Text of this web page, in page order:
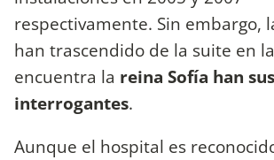
respectivamente. Sin embargo,
han trascendido de la suite en
encuentra la reina Sofía han
interrogantes.
Aunque el hospital es